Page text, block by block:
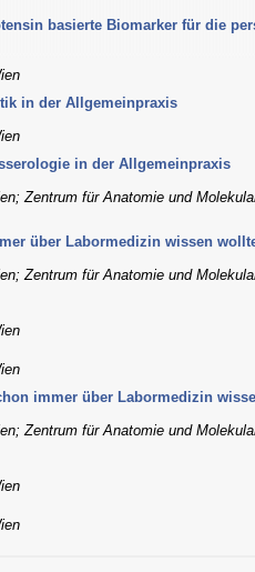
basierte Biomarker für die
in der Allgemeinpraxis
in der Allgemeinpraxis
Zentrum für Anatomie und
über Labormedizin wissen
Zentrum für Anatomie und
immer über Labormedizin
Zentrum für Anatomie und